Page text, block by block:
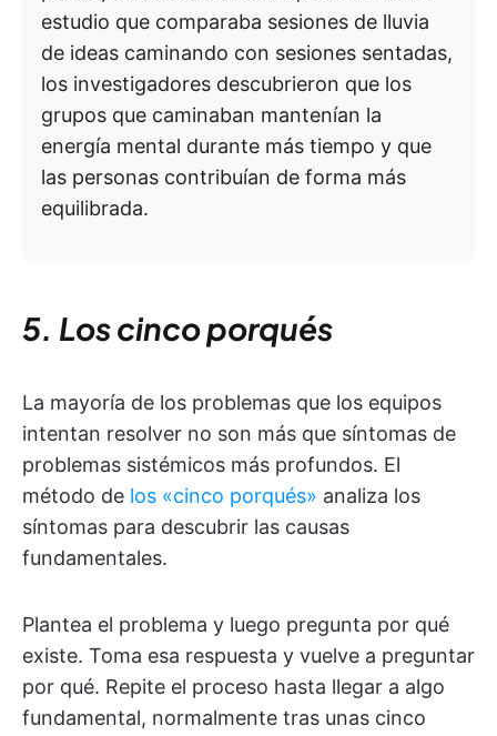
estudio que comparaba sesiones de lluvia
de ideas caminando con sesiones sentadas,
los investigadores descubrieron que los
grupos que caminaban mantenían la
energía mental durante más tiempo y que
las personas contribuían de forma más
equilibrada.
5. Los cinco porqués
La mayoría de los problemas que los equipos
intentan resolver no son más que síntomas de
problemas sistémicos más profundos. El
método de los «cinco porqués» analiza los
síntomas para descubrir las causas
fundamentales.
Plantea el problema y luego pregunta por qué
existe. Toma esa respuesta y vuelve a preguntar
por qué. Repite el proceso hasta llegar a algo
fundamental, normalmente tras unas cinco